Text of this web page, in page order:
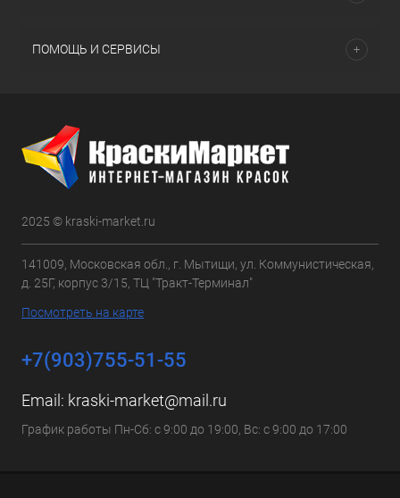
ПОМОЩЬ И СЕРВИСЫ
2025 © kraski-market.ru
141009, Московская обл., г. Мытищи, ул. Коммунистическая,
д. 25Г, корпус 3/15, ТЦ "Тракт-Терминал"
Посмотреть на карте
+7(903)755-51-55
Email: kraski-market@mail.ru
График работы Пн-Сб: с 9:00 до 19:00, Вс: с 9:00 до 17:00